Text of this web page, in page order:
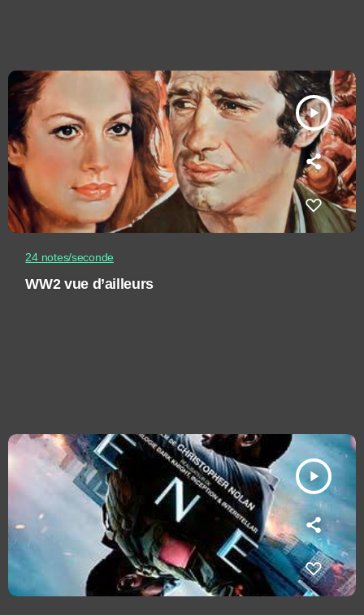
play_arrow
24 notes/seconde
WW2 vue d’ailleurs
play_arrow